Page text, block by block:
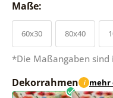
Maße:
60x30 80x40
*Die Maßangaben sind
Dekorrahmen i mehr